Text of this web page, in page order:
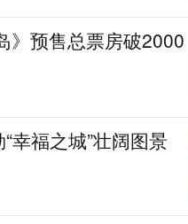
》预售总票房破2000
幸福之城”壮阔图景